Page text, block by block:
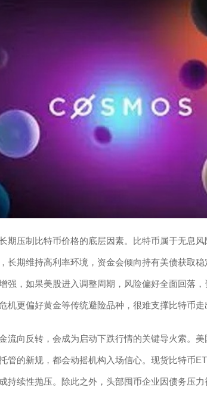
期压制比特币价格的底层因素。比特币属于无息
长期维持高利率环境，资金会倾向持有美债获取
强，如果美股进入调整周期，风险偏好全面回落
机更偏好黄金等传统避险品种，很难支撑比特币走
流向反转，会成为启动下跌行情的关键导火索。
管的新规，都会动摇机构入场信心。现货比特币
持续性抛压。除此之外，头部囤币企业因债务压